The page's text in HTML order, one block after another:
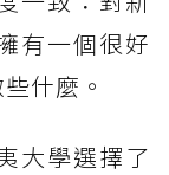
有一個很好
什麼。
大學選擇了